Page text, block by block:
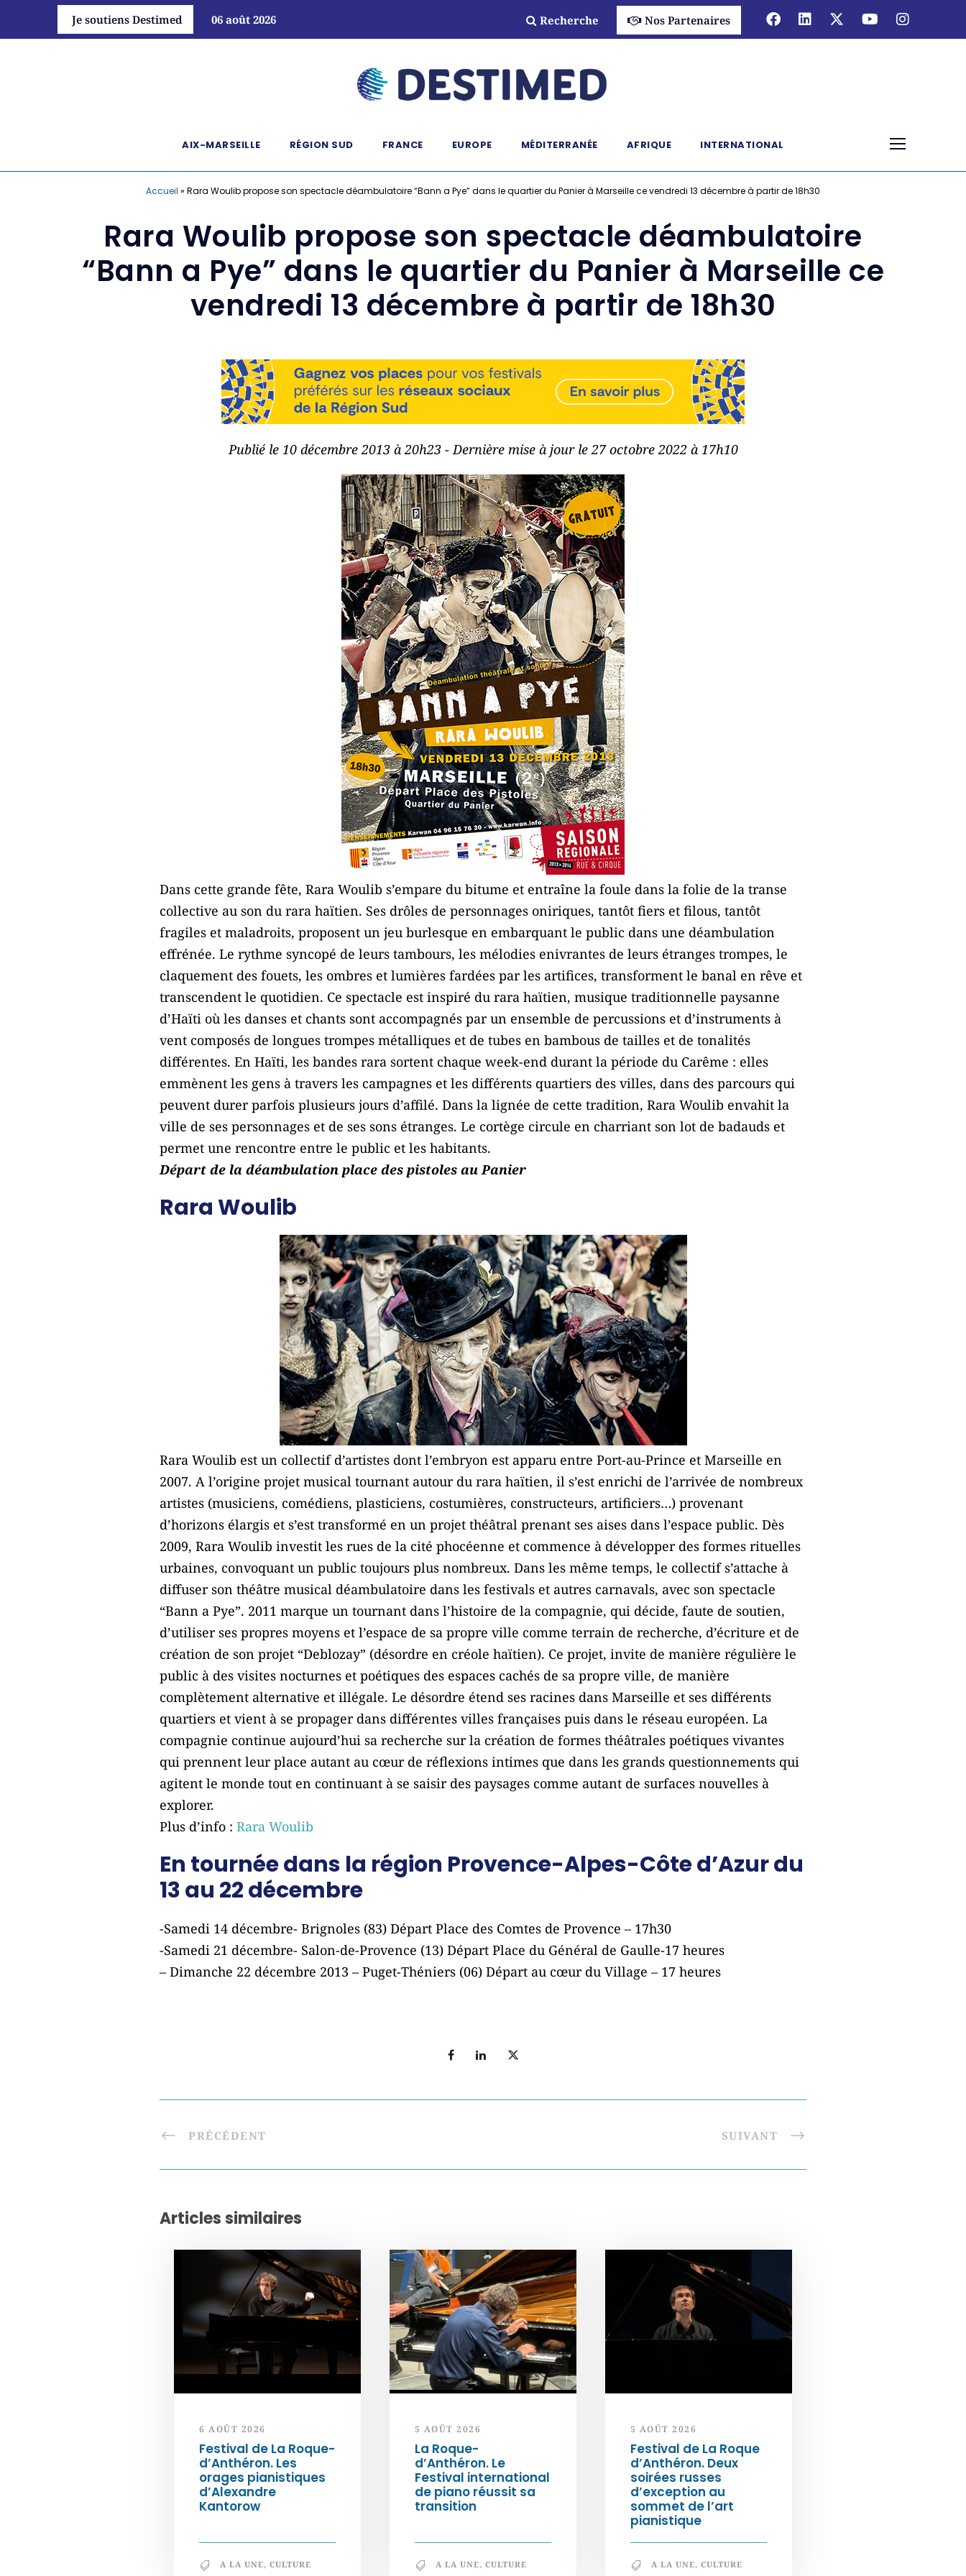
Je soutiens Destimed 06 août 2026 Recherche Nos Partenaires
AIX-MARSEILLE RÉGION SUD FRANCE EUROPE MÉDITERRANÉE AFRIQUE INTERNATIONAL
Accueil » Rara Woulib propose son spectacle déambulatoire “Bann a Pye” dans le quartier du Panier à Marseille ce vendredi 13 décembre à partir de 18h30
Rara Woulib propose son spectacle déambulatoire
“Bann a Pye” dans le quartier du Panier à Marseille ce
vendredi 13 décembre à partir de 18h30
Publié le 10 décembre 2013 à 20h23 - Dernière mise à jour le 27 octobre 2022 à 17h10
Dans cette grande fête, Rara Woulib s’empare du bitume et entraîne la foule dans la folie de la transe
collective au son du rara haïtien. Ses drôles de personnages oniriques, tantôt fiers et filous, tantôt
fragiles et maladroits, proposent un jeu burlesque en embarquant le public dans une déambulation
effrénée. Le rythme syncopé de leurs tambours, les mélodies enivrantes de leurs étranges trompes, le
claquement des fouets, les ombres et lumières fardées par les artifices, transforment le banal en rêve et
transcendent le quotidien. Ce spectacle est inspiré du rara haïtien, musique traditionnelle paysanne
d’Haïti où les danses et chants sont accompagnés par un ensemble de percussions et d’instruments à
vent composés de longues trompes métalliques et de tubes en bambous de tailles et de tonalités
différentes. En Haïti, les bandes rara sortent chaque week-end durant la période du Carême : elles
emmènent les gens à travers les campagnes et les différents quartiers des villes, dans des parcours qui
peuvent durer parfois plusieurs jours d’affilé. Dans la lignée de cette tradition, Rara Woulib envahit la
ville de ses personnages et de ses sons étranges. Le cortège circule en charriant son lot de badauds et
permet une rencontre entre le public et les habitants.
Départ de la déambulation place des pistoles au Panier
Rara Woulib
Rara Woulib est un collectif d’artistes dont l’embryon est apparu entre Port-au-Prince et Marseille en
2007. A l’origine projet musical tournant autour du rara haïtien, il s’est enrichi de l’arrivée de nombreux
artistes (musiciens, comédiens, plasticiens, costumières, constructeurs, artificiers…) provenant
d’horizons élargis et s’est transformé en un projet théâtral prenant ses aises dans l’espace public. Dès
2009, Rara Woulib investit les rues de la cité phocéenne et commence à développer des formes rituelles
urbaines, convoquant un public toujours plus nombreux. Dans les même temps, le collectif s’attache à
diffuser son théâtre musical déambulatoire dans les festivals et autres carnavals, avec son spectacle
“Bann a Pye”. 2011 marque un tournant dans l’histoire de la compagnie, qui décide, faute de soutien,
d’utiliser ses propres moyens et l’espace de sa propre ville comme terrain de recherche, d’écriture et de
création de son projet “Deblozay” (désordre en créole haïtien). Ce projet, invite de manière régulière le
public à des visites nocturnes et poétiques des espaces cachés de sa propre ville, de manière
complètement alternative et illégale. Le désordre étend ses racines dans Marseille et ses différents
quartiers et vient à se propager dans différentes villes françaises puis dans le réseau européen. La
compagnie continue aujourd’hui sa recherche sur la création de formes théâtrales poétiques vivantes
qui prennent leur place autant au cœur de réflexions intimes que dans les grands questionnements qui
agitent le monde tout en continuant à se saisir des paysages comme autant de surfaces nouvelles à
explorer.
Plus d’info : Rara Woulib
En tournée dans la région Provence-Alpes-Côte d’Azur du
13 au 22 décembre
-Samedi 14 décembre- Brignoles (83) Départ Place des Comtes de Provence – 17h30
-Samedi 21 décembre- Salon-de-Provence (13) Départ Place du Général de Gaulle-17 heures
– Dimanche 22 décembre 2013 – Puget-Théniers (06) Départ au cœur du Village – 17 heures
PRÉCÉDENT SUIVANT
Articles similaires
6 AOÛT 2026
Festival de La Roque-
d’Anthéron. Les
orages pianistiques
d’Alexandre
Kantorow
A LA UNE, CULTURE
5 AOÛT 2026
La Roque-
d’Anthéron. Le
Festival international
de piano réussit sa
transition
A LA UNE, CULTURE
5 AOÛT 2026
Festival de La Roque
d’Anthéron. Deux
soirées russes
d’exception au
sommet de l’art
pianistique
A LA UNE, CULTURE